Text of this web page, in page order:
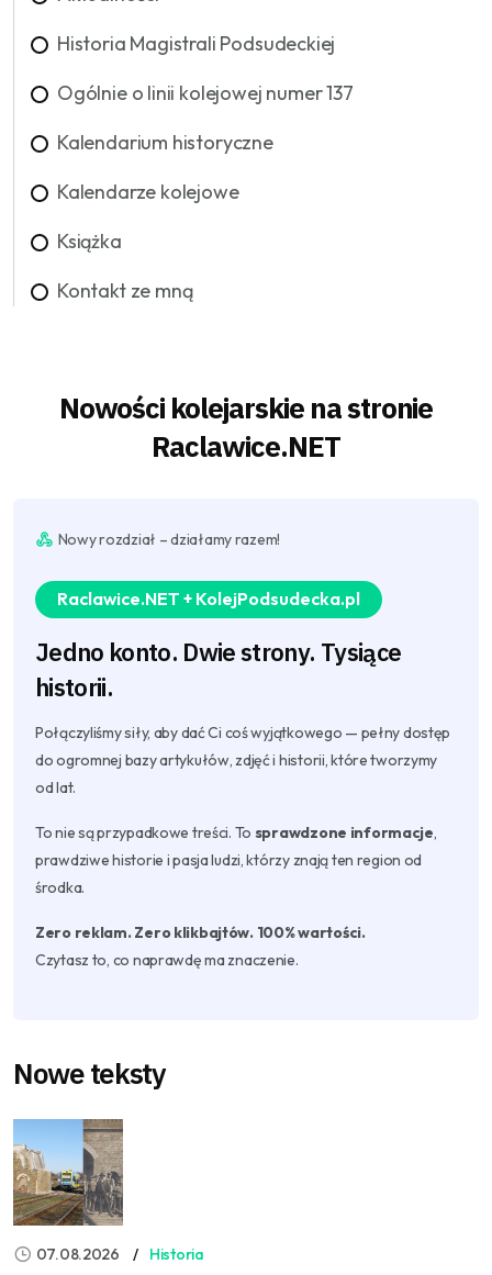
Historia Magistrali Podsudeckiej
Ogólnie o linii kolejowej numer 137
Kalendarium historyczne
Kalendarze kolejowe
Książka
Kontakt ze mną
Nowości kolejarskie na stronie
Raclawice.NET
Nowy rozdział – działamy razem!
Raclawice.NET + KolejPodsudecka.pl
Jedno konto. Dwie strony. Tysiące
historii.
Połączyliśmy siły, aby dać Ci coś wyjątkowego — pełny dostęp
do ogromnej bazy artykułów, zdjęć i historii, które tworzymy
od lat.
To nie są przypadkowe treści. To sprawdzone informacje,
prawdziwe historie i pasja ludzi, którzy znają ten region od
środka.
Zero reklam. Zero klikbajtów. 100% wartości.
Czytasz to, co naprawdę ma znaczenie.
Nowe teksty
07.08.2026 Historia